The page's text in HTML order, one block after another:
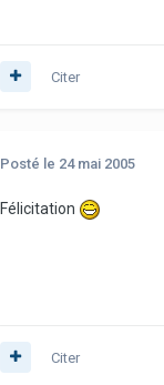
Citer
Posté le 24 mai 2005
Félicitation
Citer